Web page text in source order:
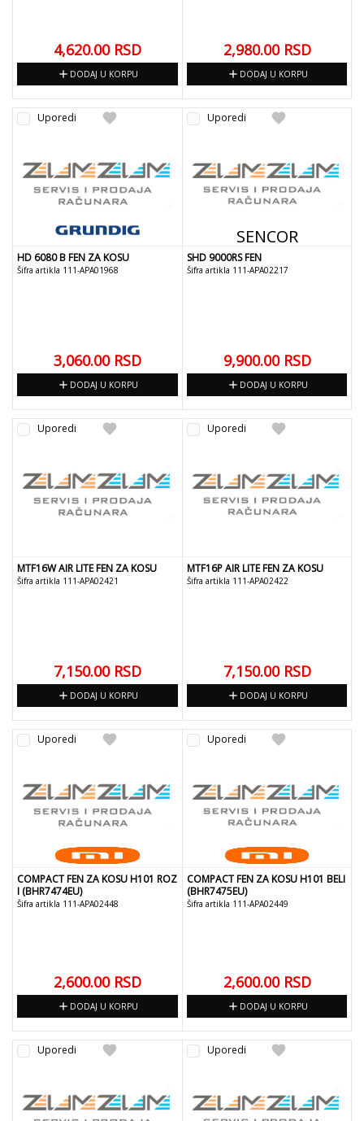
4,620.00 RSD
add DODAJ U KORPU
2,980.00 RSD
add DODAJ U KORPU
favorite
Uporedi
HD 6080 B FEN ZA KOSU
Šifra artikla 111-APA01968
3,060.00 RSD
add DODAJ U KORPU
favorite
Uporedi
SENCOR
SHD 9000RS FEN
Šifra artikla 111-APA02217
9,900.00 RSD
add DODAJ U KORPU
favorite
Uporedi
MTF16W AIR LITE FEN ZA KOSU
Šifra artikla 111-APA02421
7,150.00 RSD
add DODAJ U KORPU
favorite
Uporedi
MTF16P AIR LITE FEN ZA KOSU
Šifra artikla 111-APA02422
7,150.00 RSD
add DODAJ U KORPU
favorite
Uporedi
COMPACT FEN ZA KOSU H101 ROZ
I (BHR7474EU)
Šifra artikla 111-APA02448
2,600.00 RSD
add DODAJ U KORPU
favorite
Uporedi
COMPACT FEN ZA KOSU H101 BELI
(BHR7475EU)
Šifra artikla 111-APA02449
2,600.00 RSD
add DODAJ U KORPU
favorite
Uporedi favorite
Uporedi